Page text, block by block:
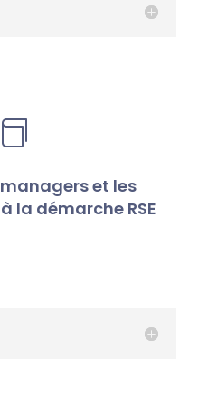

et les
la démarche RSE